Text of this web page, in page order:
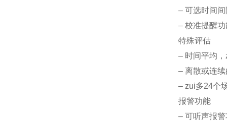
– 可选时间
– 校准提醒
特殊评估
– 时间平均
– 离散或连
– zui多24个
报警功能
– 可听声报